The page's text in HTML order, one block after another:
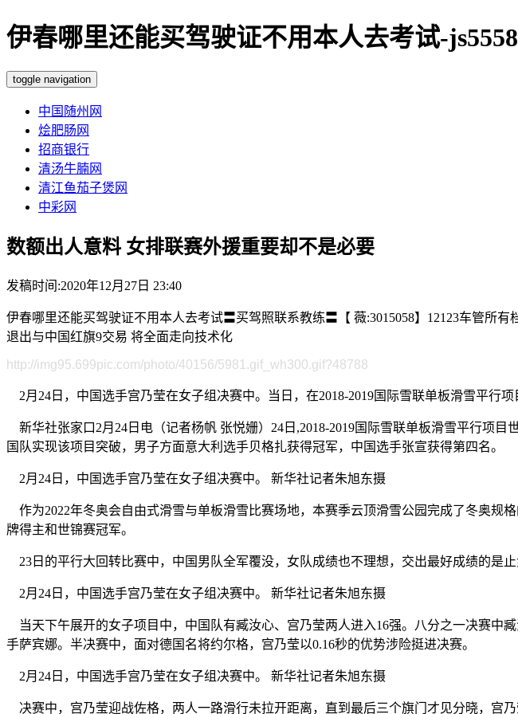
伊春哪里还能买驾驶证不用本人去考试-
toggle navigation
中国随州网
烩肥肠网
招商银行
清汤牛腩网
清江鱼茄子煲网
中彩网
数额出人意料 女排联赛外援重要却不是必要
发稿时间:2020年12月27日 23:40
伊春哪里还能买驾驶证不用本人去考试〓买驾照联系教练〓【 薇:3015058】12123车管所
退出与中国红旗9交易 将全面走向技术化
http://img95.699pic.com/photo/40156/5981.gif_wh300.gif?48788
2月24日，中国选手宫乃莹在女子组决赛中。当日，在2018-2019国际雪联单板滑雪平行
新华社张家口2月24日电（记者杨帆 张悦姗）24日,2018-2019国际雪联单板滑雪平行项
国队实现该项目突破，男子方面意大利选手贝格扎获得冠军，中国选手张宣获得第四名。
2月24日，中国选手宫乃莹在女子组决赛中。 新华社记者朱旭东摄
作为2022年冬奥会自由式滑雪与单板滑雪比赛场地，本赛季云顶滑雪公园完成了冬奥规
牌得主和世锦赛冠军。
23日的平行大回转比赛中，中国男队全军覆没，女队成绩也不理想，交出最好成绩的是
2月24日，中国选手宫乃莹在女子组决赛中。 新华社记者朱旭东摄
当天下午展开的女子项目中，中国队有臧汝心、宫乃莹两人进入16强。八分之一决赛中
手萨宾娜。半决赛中，面对德国名将约尔格，宫乃莹以0.16秒的优势涉险挺进决赛。
2月24日，中国选手宫乃莹在女子组决赛中。 新华社记者朱旭东摄
决赛中，宫乃莹迎战佐格，两人一路滑行未拉开距离，直到最后三个旗门才见分晓，宫乃